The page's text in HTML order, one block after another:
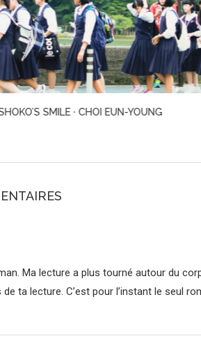
CHOI EUN-YOUNG
Ma lecture a plus tourné autour du
ta lecture. C’est pour l’instant le seul